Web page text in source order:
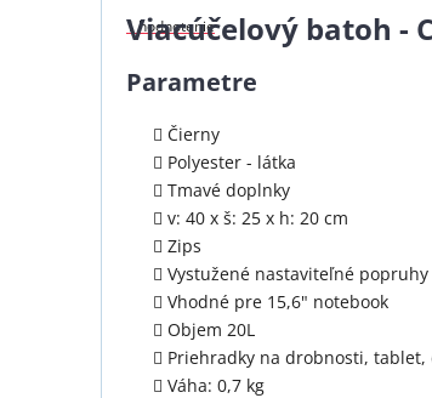
hodnotenie
produktu
je
z
5
1 hodnotenie
Viacúčelový batoh -
Parametre
Čierny
Polyester - látka
Tmavé doplnky
v: 40 x š: 25 x h: 20 cm
Zips
Vystužené nastaviteľné popruhy
Vhodné pre 15,6" notebook
Objem 20L
Priehradky na drobnosti, tablet,
Váha: 0,7 kg